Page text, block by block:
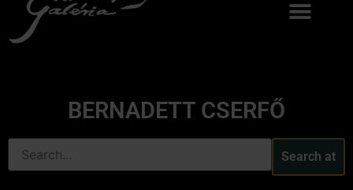
BERNADETT CSERFŐ
Search at